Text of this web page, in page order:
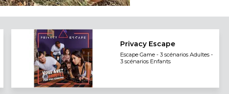
Privacy Escape
Escape Game - 3 scénarios Adultes -
3 scénarios Enfants